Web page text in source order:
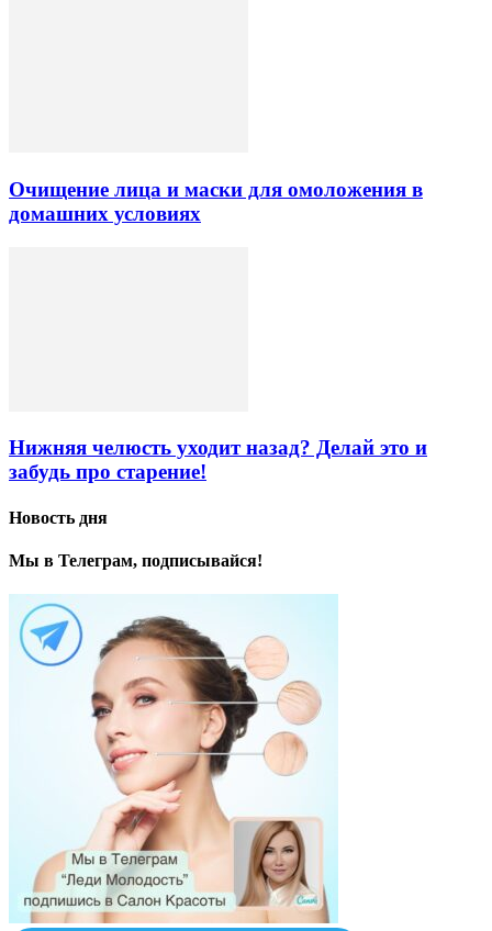
Очищение лица и маски для омоложения в
домашних условиях
Нижняя челюсть уходит назад? Делай это и
забудь про старение!
Новость дня
Мы в Телеграм, подписывайся!